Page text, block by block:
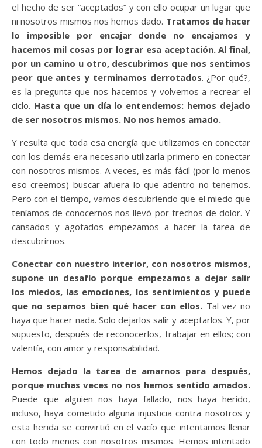
el hecho de ser “aceptados” y con ello ocupar un lugar que
ni nosotros mismos nos hemos dado. Tratamos de hacer
lo imposible por encajar donde no encajamos y
hacemos mil cosas por lograr esa aceptación. Al final,
por un camino u otro, descubrimos que nos sentimos
peor que antes y terminamos derrotados. ¿Por qué?,
es la pregunta que nos hacemos y volvemos a recrear el
ciclo. Hasta que un día lo entendemos: hemos dejado
de ser nosotros mismos. No nos hemos amado.
Y resulta que toda esa energía que utilizamos en conectar
con los demás era necesario utilizarla primero en conectar
con nosotros mismos. A veces, es más fácil (por lo menos
eso creemos) buscar afuera lo que adentro no tenemos.
Pero con el tiempo, vamos descubriendo que el miedo que
teníamos de conocernos nos llevó por trechos de dolor. Y
cansados y agotados empezamos a hacer la tarea de
descubrirnos.
Conectar con nuestro interior, con nosotros mismos,
supone un desafío porque empezamos a dejar salir
los miedos, las emociones, los sentimientos y puede
que no sepamos bien qué hacer con ellos. Tal vez no
haya que hacer nada. Solo dejarlos salir y aceptarlos. Y, por
supuesto, después de reconocerlos, trabajar en ellos; con
valentía, con amor y responsabilidad.
Hemos dejado la tarea de amarnos para después,
porque muchas veces no nos hemos sentido amados.
Puede que alguien nos haya fallado, nos haya herido,
incluso, haya cometido alguna injusticia contra nosotros y
esta herida se convirtió en el vacío que intentamos llenar
con todo menos con nosotros mismos. Hemos intentado